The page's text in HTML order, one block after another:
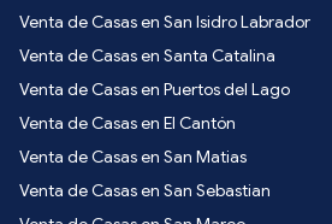
Venta de Casas en San Isidro Labrador
Venta de Casas en Santa Catalina
Venta de Casas en Puertos del Lago
Venta de Casas en El Cantón
Venta de Casas en San Matias
Venta de Casas en San Sebastian